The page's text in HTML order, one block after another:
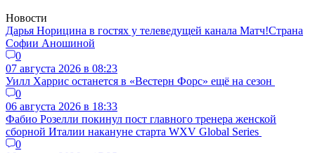
Новости
Дарья Норицина в гостях у телеведущей канала Матч!Страна
Софии Аношиной
0
07 августа 2026 в 08:23
Уилл Харрис останется в «Вестерн Форс» ещё на сезон
0
06 августа 2026 в 18:33
Фабио Розелли покинул пост главного тренера женской
сборной Италии накануне старта WXV Global Series
0